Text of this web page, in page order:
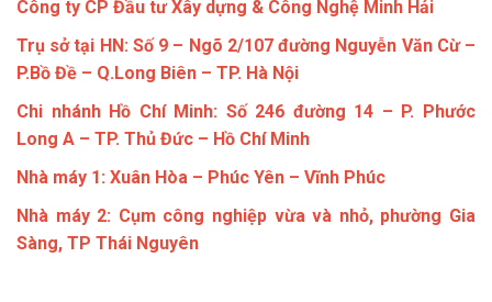
Công ty CP Đầu tư Xây dựng & Công Nghệ Minh Hải
Trụ sở tại HN: Số 9 – Ngõ 2/107 đường Nguyễn Văn Cừ –
P.Bồ Đề – Q.Long Biên – TP. Hà Nội
Chi nhánh Hồ Chí Minh: Số 246 đường 14 – P. Phước
Long A – TP. Thủ Đức – Hồ Chí Minh
Nhà máy 1: Xuân Hòa – Phúc Yên – Vĩnh Phúc
Nhà máy 2: Cụm công nghiệp vừa và nhỏ, phường Gia
Sàng, TP Thái Nguyên